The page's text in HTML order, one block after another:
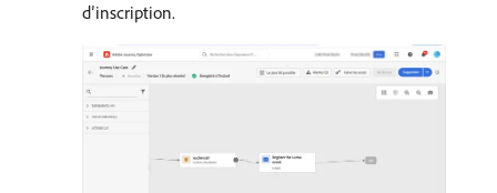
d’inscription.